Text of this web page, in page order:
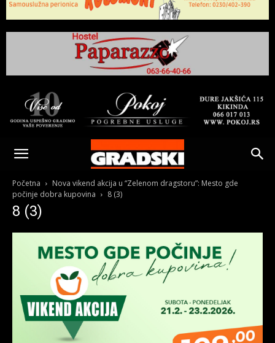
Gradski
Online
Kikinda
Početna
Nova vikend akcija u “Zelenom dragstoru”: Mesto gde
počinje dobra kupovina
8 (3)
8 (3)